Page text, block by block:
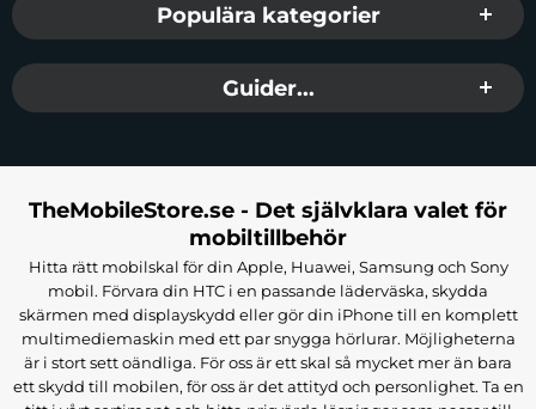
Populära kategorier
Guider...
TheMobileStore.se - Det självklara valet för
mobiltillbehör
Hitta rätt mobilskal för din Apple, Huawei, Samsung och Sony
mobil. Förvara din HTC i en passande läderväska, skydda
skärmen med displayskydd eller gör din iPhone till en komplett
multimediemaskin med ett par snygga hörlurar. Möjligheterna
är i stort sett oändliga. För oss är ett skal så mycket mer än bara
ett skydd till mobilen, för oss är det attityd och personlighet. Ta en